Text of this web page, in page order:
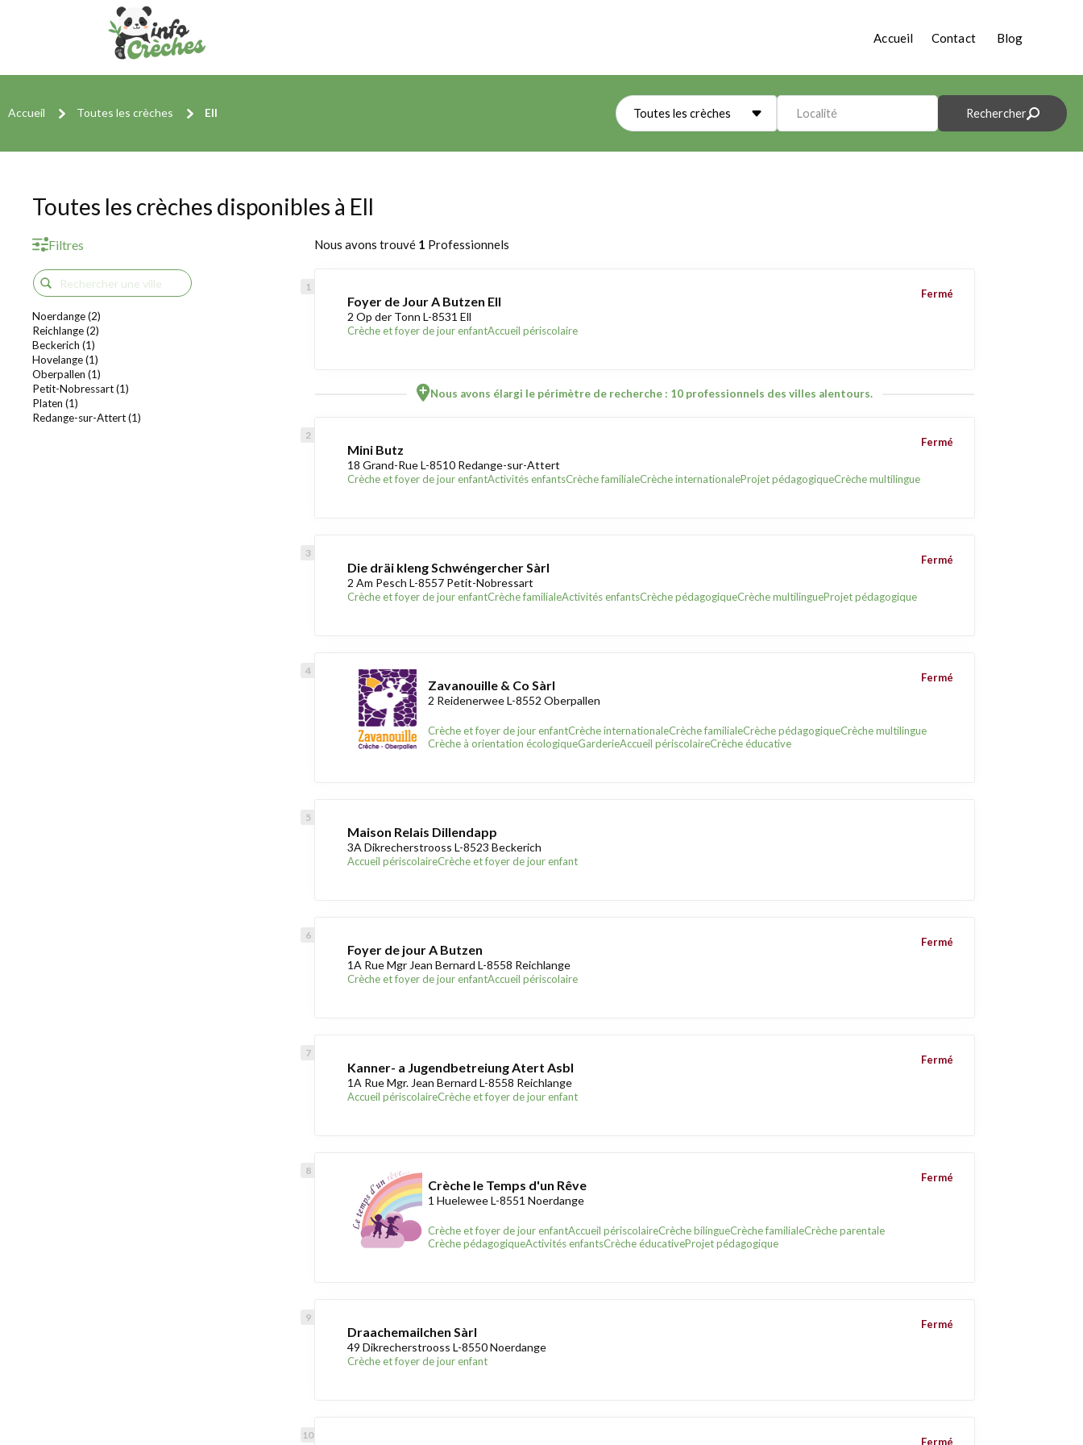
Accueil Contact Blog
Accueil Toutes les crèches Ell Toutes les crèches Localité Rechercher
Toutes les crèches disponibles à Ell
Filtres
Noerdange (2)
Reichlange (2)
Beckerich (1)
Hovelange (1)
Oberpallen (1)
Petit-Nobressart (1)
Platen (1)
Redange-sur-Attert (1)
Nous avons trouvé 1 Professionnels
Foyer de Jour A Butzen Ell
2 Op der Tonn L-8531 Ell
Crèche et foyer de jour enfantAccueil périscolaire
Fermé
Nous avons élargi le périmètre de recherche : 10 professionnels des villes alentours.
Mini Butz
18 Grand-Rue L-8510 Redange-sur-Attert
Crèche et foyer de jour enfantActivités enfantsCrèche familialeCrèche internationaleProjet pédagogiqueCrèche multilingue
Fermé
Die dräi kleng Schwéngercher Sàrl
2 Am Pesch L-8557 Petit-Nobressart
Crèche et foyer de jour enfantCrèche familialeActivités enfantsCrèche pédagogiqueCrèche multilingueProjet pédagogique
Fermé
Zavanouille & Co Sàrl
2 Reidenerwee L-8552 Oberpallen
Crèche et foyer de jour enfantCrèche internationaleCrèche familialeCrèche pédagogiqueCrèche multilingue
Crèche à orientation écologiqueGarderieAccueil périscolaireCrèche éducative
Fermé
Maison Relais Dillendapp
3A Dikrecherstrooss L-8523 Beckerich
Accueil périscolaireCrèche et foyer de jour enfant
Foyer de jour A Butzen
1A Rue Mgr Jean Bernard L-8558 Reichlange
Crèche et foyer de jour enfantAccueil périscolaire
Fermé
Kanner- a Jugendbetreiung Atert Asbl
1A Rue Mgr. Jean Bernard L-8558 Reichlange
Accueil périscolaireCrèche et foyer de jour enfant
Fermé
Crèche le Temps d'un Rêve
1 Huelewee L-8551 Noerdange
Crèche et foyer de jour enfantAccueil périscolaireCrèche bilingueCrèche familialeCrèche parentale
Crèche pédagogiqueActivités enfantsCrèche éducativeProjet pédagogique
Fermé
Draachemailchen Sàrl
49 Dikrecherstrooss L-8550 Noerdange
Crèche et foyer de jour enfant
Fermé
Fermé